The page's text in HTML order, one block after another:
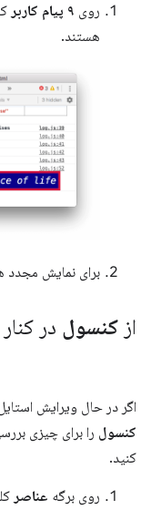
روی ۹ پیام کاربر
هستند.
برای نمایش مجدد
از کنسول در
اگر در حال ویرایش
کنسول
کنید.
روی برگه عناصر